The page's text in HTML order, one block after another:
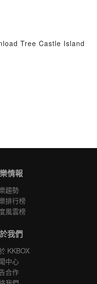
Tree Castle Island
情報
趨勢
排行榜
風雲榜
我們
KKBOX
中心
合作